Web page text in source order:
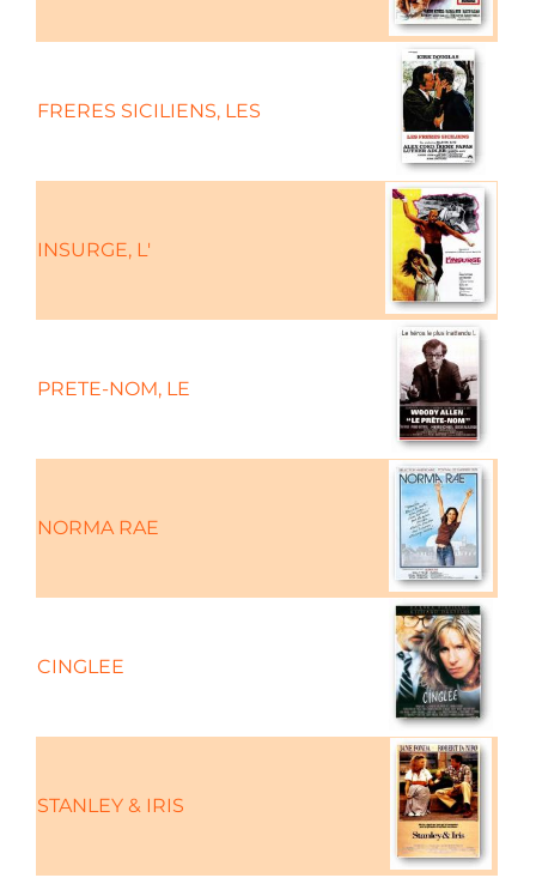
FRERES SICILIENS, LES
INSURGE, L'
PRETE-NOM, LE
NORMA RAE
CINGLEE
STANLEY & IRIS